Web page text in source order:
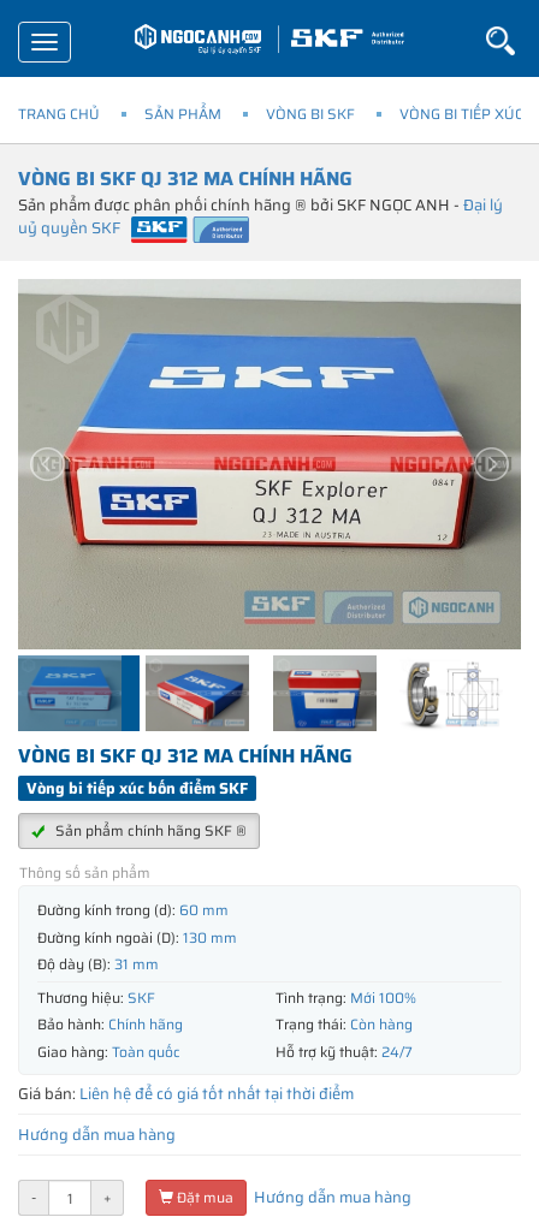
Toggle
navigation
TRANG CHỦ SẢN PHẨM VÒNG BI SKF VÒNG BI TIẾP XÚC
VÒNG BI SKF QJ 312 MA CHÍNH HÃNG
Sản phẩm được phân phối chính hãng ® bởi SKF NGỌC ANH -Đại lý
uỷ quyền SKF
VÒNG BI SKF QJ 312 MA CHÍNH HÃNG
Vòng bi tiếp xúc bốn điểm SKF
Sản phẩm chính hãng SKF ®
Thông số sản phẩm
Đường kính trong (d): 60 mm
Đường kính ngoài (D): 130 mm
Độ dày (B): 31 mm
Thương hiệu: SKF Tình trạng: Mới 100%
Bảo hành: Chính hãng Trạng thái: Còn hàng
Giao hàng: Toàn quốc Hỗ trợ kỹ thuật: 24/7
Giá bán: Liên hệ để có giá tốt nhất tại thời điểm
Hướng dẫn mua hàng
- + Đặt mua Hướng dẫn mua hàng